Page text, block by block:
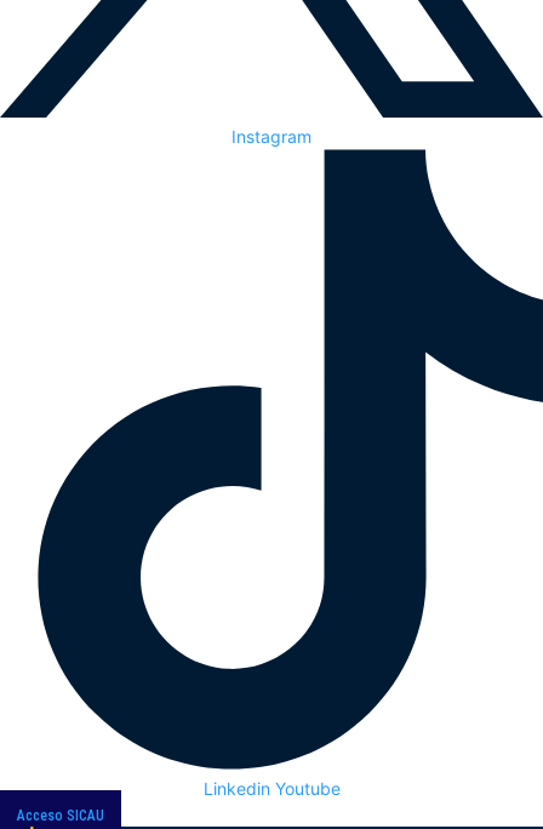
Instagram
Linkedin Youtube
Acceso SICAU